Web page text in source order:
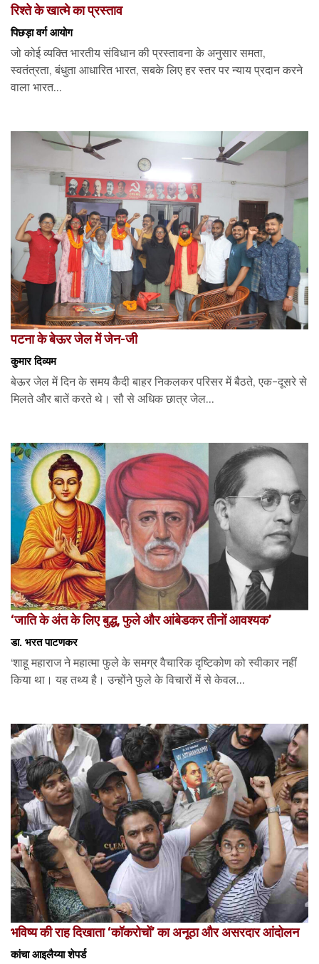
रिश्ते के खात्मे का प्रस्ताव
पिछड़ा वर्ग आयोग
जो कोई व्यक्ति भारतीय संविधान की प्रस्तावना के अनुसार समता,
स्वतंत्रता, बंधुता आधारित भारत, सबके लिए हर स्तर पर न्याय प्रदान करने
वाला भारत...
पटना के बेऊर जेल में जेन-जी
कुमार दिव्यम
बेऊर जेल में दिन के समय कैदी बाहर निकलकर परिसर में बैठते, एक-दूसरे से
मिलते और बातें करते थे। सौ से अधिक छात्र जेल...
‘जाति के अंत के लिए बुद्ध, फुले और आंबेडकर तीनों आवश्यक’
डा. भरत पाटणकर
‘शाहू महाराज ने महात्मा फुले के समग्र वैचारिक दृष्टिकोण को स्वीकार नहीं
किया था। यह तथ्य है। उन्होंने फुले के विचारों में से केवल...
भविष्य की राह दिखाता ‘कॉकरोचों’ का अनूठा और असरदार आंदोलन
कांचा आइलैय्या शेपर्ड